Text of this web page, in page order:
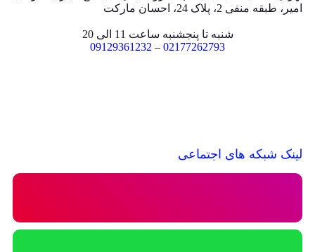
امیر، طبقه منفی 2، پلاک 24، احسان مارکت
شنبه تا پنجشنبه ساعت 11 الی 20
02177262793
–
09129361232
لینک شبکه های اجتماعی